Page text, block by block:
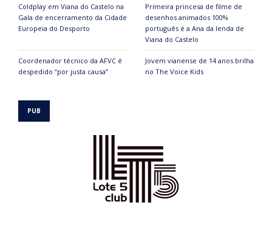
Coldplay em Viana do Castelo na
Gala de encerramento da Cidade
Europeia do Desporto
Primeira princesa de filme de
desenhos animados 100%
português é a Ana da lenda de
Viana do Castelo
Coordenador técnico da AFVC é
despedido “por justa causa”
Jovem vianense de 14 anos brilha
no The Voice Kids